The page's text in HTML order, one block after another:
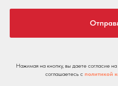
Нажимая на кнопку, вы даете согласие
соглашаетесь c политикой